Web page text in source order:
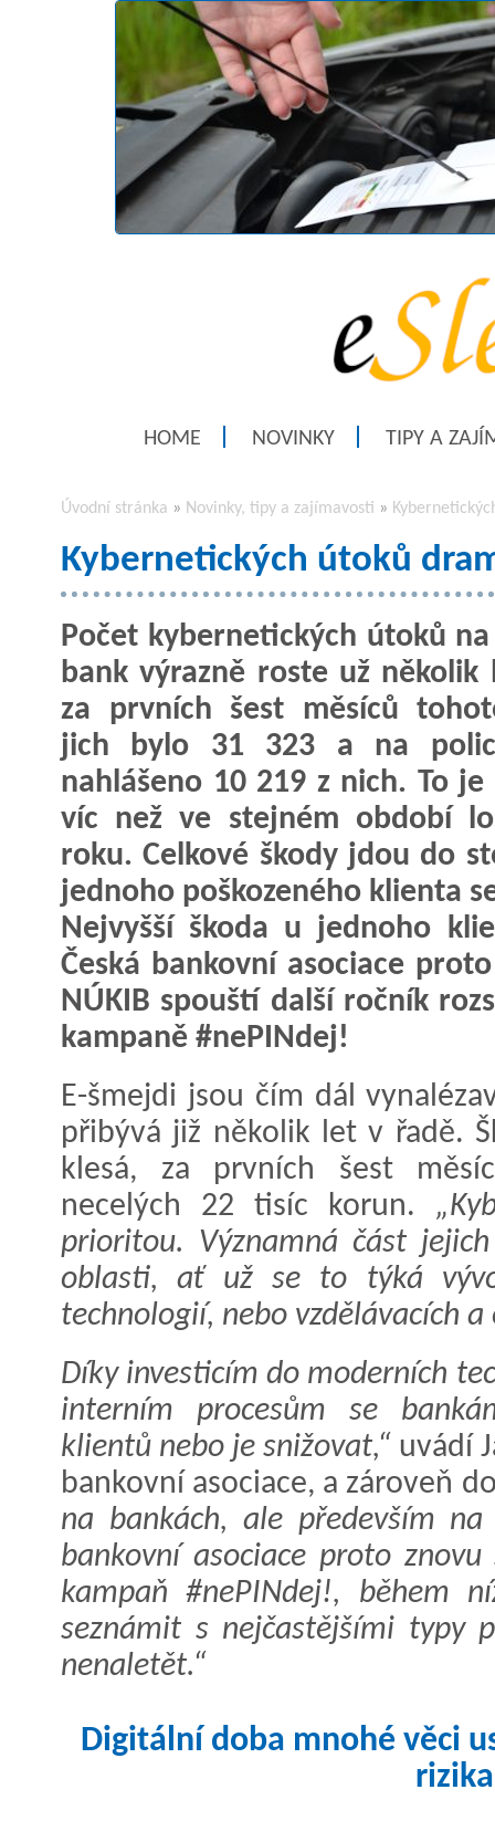
HOME NOVINKY TIPY A
Úvodní stránka » Novinky, tipy a zajímavosti »
Kybernetických útoků
Počet kybernetických útoků
bank výrazně roste už několik
za prvních šest měsíců
jich bylo 31 323 a na
nahlášeno 10 219 z nich. To je
víc než ve stejném období
roku. Celkové škody jdou do
jednoho poškozeného klienta
Nejvyšší škoda u jednoho
Česká bankovní asociace
NÚKIB spouští další ročník
kampaně #nePINdej!
E-šmejdi jsou čím dál
přibývá již několik let v řadě.
klesá, za prvních šest
necelých 22 tisíc korun.
prioritou. Významná část
oblasti, ať už se to týká
technologií, nebo vzdělávacích
Díky investicím do moderních
interním procesům se
klientů nebo je snižovat,“ uvádí
bankovní asociace, a zároveň
na bankách, ale především
bankovní asociace proto
kampaň #nePINdej!, během
seznámit s nejčastějšími typy
nenaletět.“
Digitální doba mnohé věci